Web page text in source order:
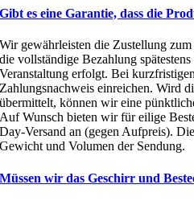
Gibt es eine Garantie, dass die
Wir gewährleisten die Zustellung
die vollständige Bezahlung
Veranstaltung erfolgt. Bei
Zahlungsnachweis einreichen. Wird
übermittelt, können wir eine
Auf Wunsch bieten wir für eilige
Day-Versand an (gegen Aufpreis).
Gewicht und Volumen der Sendung.
Müssen wir das Geschirr und